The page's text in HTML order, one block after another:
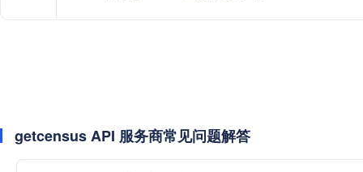
getcensus API 服务商常见问题解答